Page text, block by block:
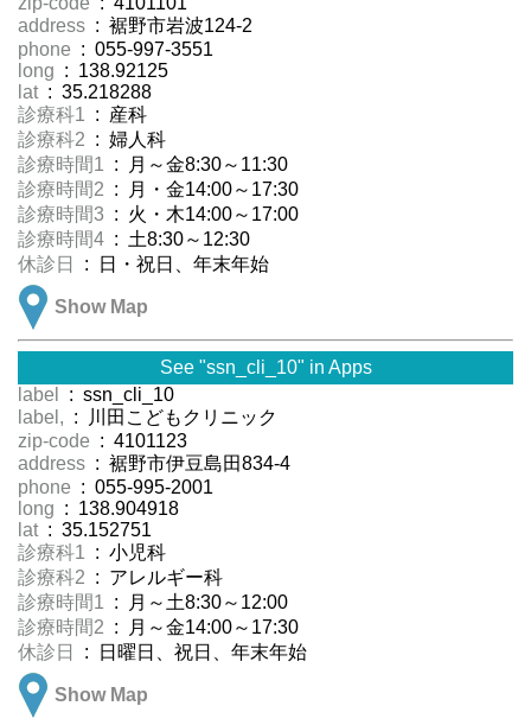
address : 裾野市岩波124-2
phone : 055-997-3551
long : 138.92125
lat : 35.218288
診療科1 : 産科
診療科2 : 婦人科
診療時間1 : 月～金8:30～11:30
診療時間2 : 月・金14:00～17:30
診療時間3 : 火・木14:00～17:00
診療時間4 : 土8:30～12:30
休診日
: 日・祝日、年末年始
Show Map
See "ssn_cli_10" in Apps
label
: ssn_cli_10
label, : 川田こどもクリニック
zip-code : 4101123
address : 裾野市伊豆島田834-4
phone : 055-995-2001
long : 138.904918
lat : 35.152751
診療科1 : 小児科
診療科2 : アレルギー科
診療時間1 : 月～土8:30～12:00
診療時間2 : 月～金14:00～17:30
休診日
: 日曜日、祝日、年末年始
Show Map